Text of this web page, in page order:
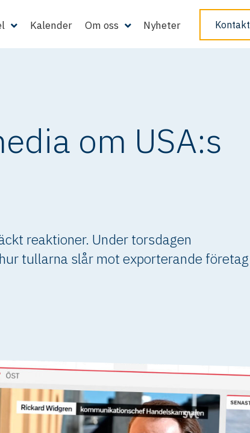
Kalender Om oss Nyheter Kontakt
om USA:s
reaktioner. Under torsdagen
tullarna slår mot exporterande företag